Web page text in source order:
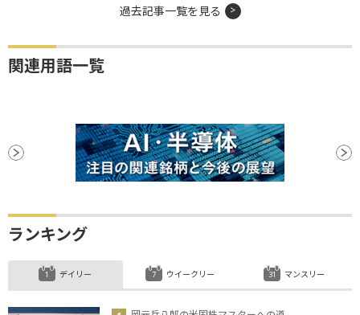
過去記事一覧を見る
関連用語一覧
ランキング
デイリー ウイークリー マンスリー